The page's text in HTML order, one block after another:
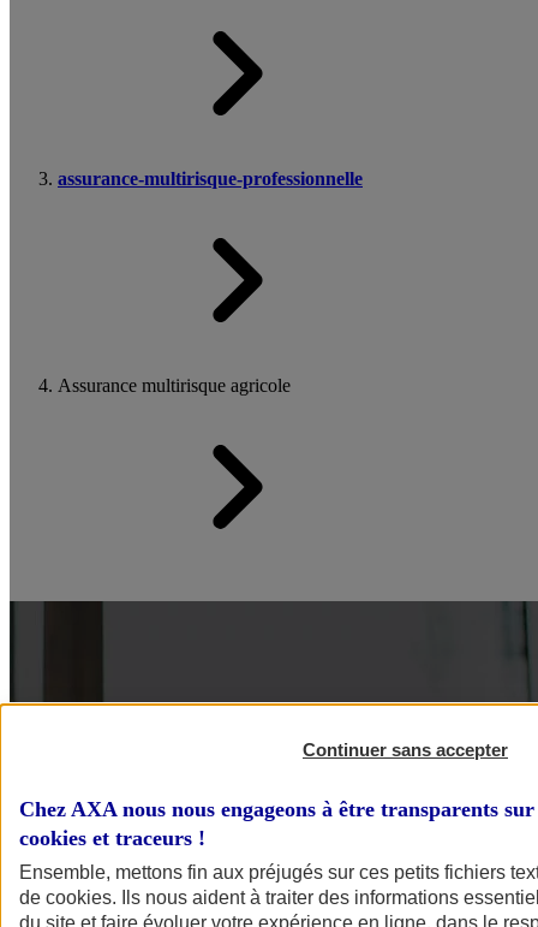
assurance-multirisque-professionnelle
Assurance multirisque agricole
Continuer sans accepter
Chez AXA nous nous engageons à être transparents
cookies et traceurs !
Ensemble, mettons fin aux préjugés sur ces petits fichiers
de cookies. Ils nous aident à traiter des informations
du site et faire évoluer votre expérience en ligne, dans le